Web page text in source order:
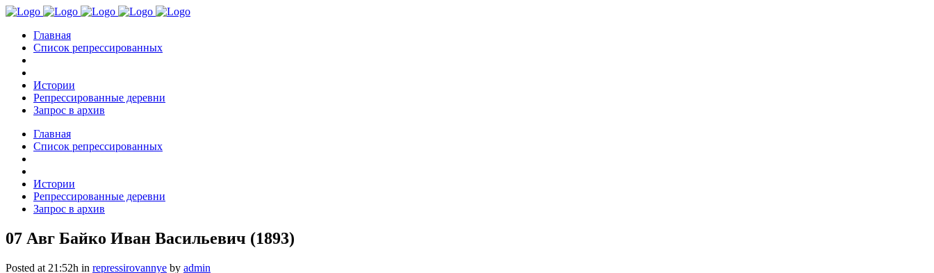
Главная
Список репрессированных
Истории
Репрессированные деревни
Запрос в архив
Главная
Список репрессированных
Истории
Репрессированные деревни
Запрос в архив
07 Авг Байко Иван Васильевич (1893)
Posted at 21:52h in repressirovannye by admin